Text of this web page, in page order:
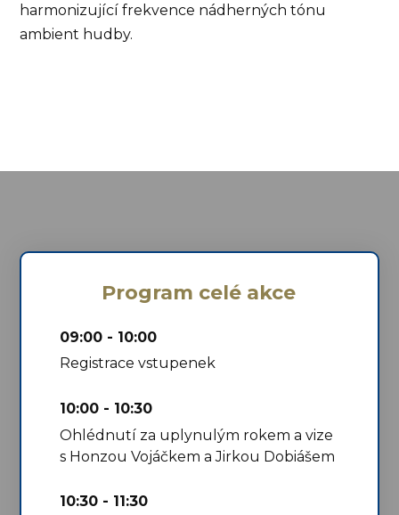
harmonizující frekvence nádherných tónu
ambient hudby.
Program celé akce
09:00 - 10:00
Registrace vstupenek
10:00 - 10:30
Ohlédnutí za uplynulým rokem a vize
s Honzou Vojáčkem a Jirkou Dobiášem
10:30 - 11:30